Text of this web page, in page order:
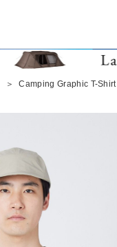
＞ Camping Graphic T-Shirt